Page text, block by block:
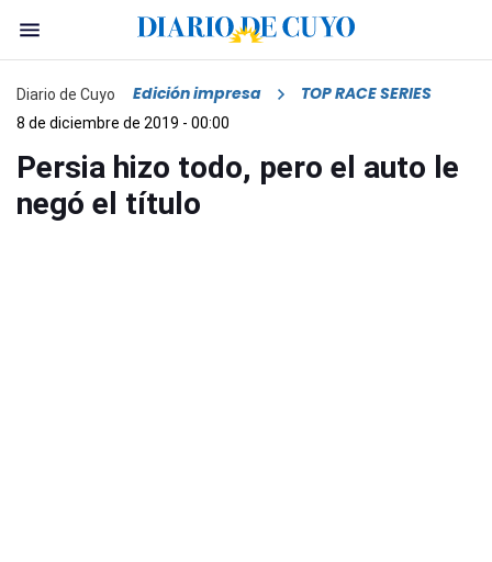
Diario de Cuyo Edición impresa TOP RACE SERIES
8 de diciembre de 2019 - 00:00
Persia hizo todo, pero el auto le
negó el título